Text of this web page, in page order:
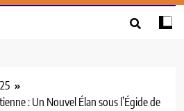
25
: Un Nouvel Élan sous l’Égide de